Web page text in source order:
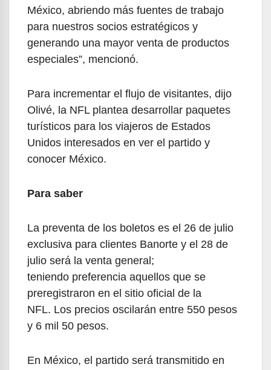
México, abriendo más fuentes de trabajo
para nuestros socios estratégicos y
generando una mayor venta de productos
especiales”, mencionó.
Para incrementar el flujo de visitantes, dijo
Olivé, la NFL plantea desarrollar paquetes
turísticos para los viajeros de Estados
Unidos interesados en ver el partido y
conocer México.
Para saber
La preventa de los boletos es el 26 de julio
exclusiva para clientes Banorte y el 28 de
julio será la venta general;
teniendo preferencia aquellos que se
preregistraron en el sitio oficial de la
NFL. Los precios oscilarán entre 550 pesos
y 6 mil 50 pesos.
En México, el partido será transmitido en